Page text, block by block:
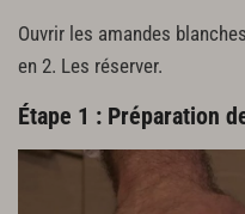
Ouvrir les amandes
en 2. Les réserver.
Étape 1 : Préparation